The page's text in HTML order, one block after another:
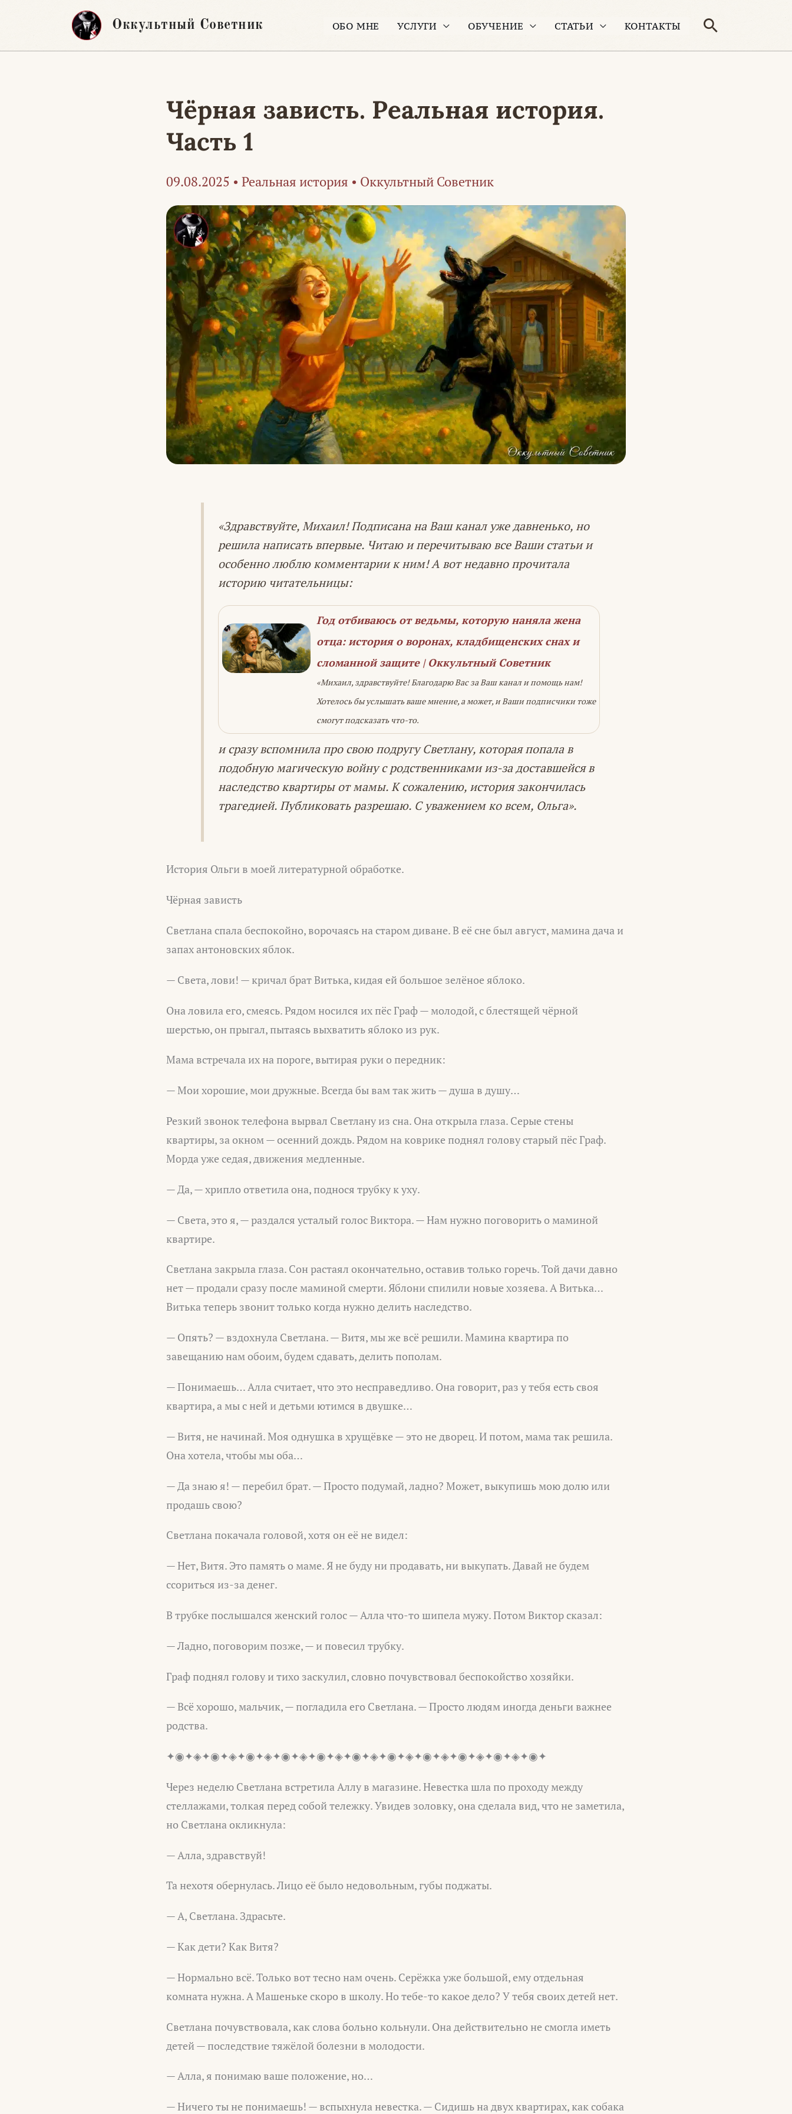
Оккультный Советник ОБО МНЕ УСЛУГИ ОБУЧЕНИЕ СТАТЬИ КОНТАКТЫ Поиск
Чёрная зависть. Реальная история.
Часть 1
09.08.2025 • Реальная история • Оккультный Советник
«Здравствуйте, Михаил! Подписана на Ваш канал уже давненько, но
решила написать впервые. Читаю и перечитываю все Ваши статьи и
особенно люблю комментарии к ним! А вот недавно прочитала
историю читательницы:
Год отбиваюсь от ведьмы, которую наняла жена
отца: история о воронах, кладбищенских снах и
сломанной защите | Оккультный Советник
«Михаил, здравствуйте! Благодарю Вас за Ваш канал и помощь нам!
Хотелось бы услышать ваше мнение, а может, и Ваши подписчики тоже
смогут подсказать что-то.
и сразу вспомнила про свою подругу Светлану, которая попала в
подобную магическую войну с родственниками из-за доставшейся в
наследство квартиры от мамы. К сожалению, история закончилась
трагедией. Публиковать разрешаю. С уважением ко всем, Ольга».
История Ольги в моей литературной обработке.
Чёрная зависть
Светлана спала беспокойно, ворочаясь на старом диване. В её сне был август, мамина дача и
запах антоновских яблок.
— Света, лови! — кричал брат Витька, кидая ей большое зелёное яблоко.
Она ловила его, смеясь. Рядом носился их пёс Граф — молодой, с блестящей чёрной
шерстью, он прыгал, пытаясь выхватить яблоко из рук.
Мама встречала их на пороге, вытирая руки о передник:
— Мои хорошие, мои дружные. Всегда бы вам так жить — душа в душу…
Резкий звонок телефона вырвал Светлану из сна. Она открыла глаза. Серые стены
квартиры, за окном — осенний дождь. Рядом на коврике поднял голову старый пёс Граф.
Морда уже седая, движения медленные.
— Да, — хрипло ответила она, поднося трубку к уху.
— Света, это я, — раздался усталый голос Виктора. — Нам нужно поговорить о маминой
квартире.
Светлана закрыла глаза. Сон растаял окончательно, оставив только горечь. Той дачи давно
нет — продали сразу после маминой смерти. Яблони спилили новые хозяева. А Витька…
Витька теперь звонит только когда нужно делить наследство.
— Опять? — вздохнула Светлана. — Витя, мы же всё решили. Мамина квартира по
завещанию нам обоим, будем сдавать, делить пополам.
— Понимаешь… Алла считает, что это несправедливо. Она говорит, раз у тебя есть своя
квартира, а мы с ней и детьми ютимся в двушке…
— Витя, не начинай. Моя однушка в хрущёвке — это не дворец. И потом, мама так решила.
Она хотела, чтобы мы оба…
— Да знаю я! — перебил брат. — Просто подумай, ладно? Может, выкупишь мою долю или
продашь свою?
Светлана покачала головой, хотя он её не видел:
— Нет, Витя. Это память о маме. Я не буду ни продавать, ни выкупать. Давай не будем
ссориться из-за денег.
В трубке послышался женский голос — Алла что-то шипела мужу. Потом Виктор сказал:
— Ладно, поговорим позже, — и повесил трубку.
Граф поднял голову и тихо заскулил, словно почувствовал беспокойство хозяйки.
— Всё хорошо, мальчик, — погладила его Светлана. — Просто людям иногда деньги важнее
родства.
✦◉✦◈✦◉✦◈✦◉✦◈✦◉✦◈✦◉✦◈✦◉✦◈✦◉✦◈✦◉✦◈✦◉✦◈✦◉✦◈✦◉✦
Через неделю Светлана встретила Аллу в магазине. Невестка шла по проходу между
стеллажами, толкая перед собой тележку. Увидев золовку, она сделала вид, что не заметила,
но Светлана окликнула:
— Алла, здравствуй!
Та нехотя обернулась. Лицо её было недовольным, губы поджаты.
— А, Светлана. Здрасьте.
— Как дети? Как Витя?
— Нормально всё. Только вот тесно нам очень. Серёжка уже большой, ему отдельная
комната нужна. А Машеньке скоро в школу. Но тебе-то какое дело? У тебя своих детей нет.
Светлана почувствовала, как слова больно кольнули. Она действительно не смогла иметь
детей — последствие тяжёлой болезни в молодости.
— Алла, я понимаю ваше положение, но…
— Ничего ты не понимаешь! — вспыхнула невестка. — Сидишь на двух квартирах, как собака